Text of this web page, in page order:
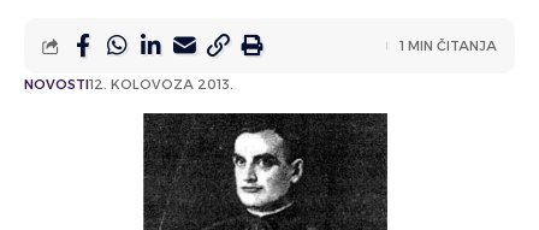
NOVOSTI12. KOLOVOZA 2013.
1 MIN ČITANJA